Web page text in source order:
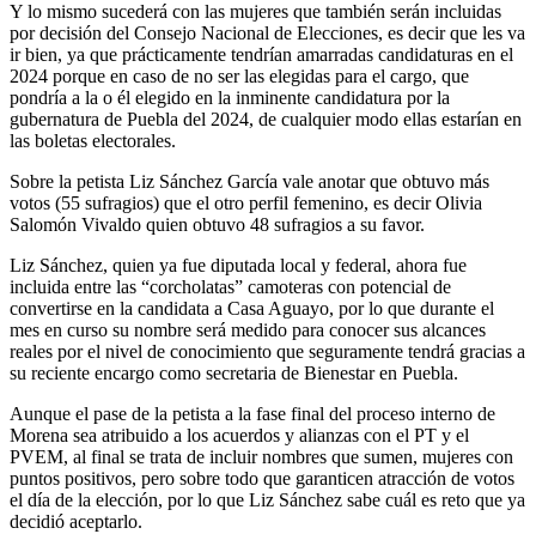
Y lo mismo sucederá con las mujeres que también serán incluidas
por decisión del Consejo Nacional de Elecciones, es decir que les va
ir bien, ya que prácticamente tendrían amarradas candidaturas en el
2024 porque en caso de no ser las elegidas para el cargo, que
pondría a la o él elegido en la inminente candidatura por la
gubernatura de Puebla del 2024, de cualquier modo ellas estarían en
las boletas electorales.
Sobre la petista Liz Sánchez García vale anotar que obtuvo más
votos (55 sufragios) que el otro perfil femenino, es decir Olivia
Salomón Vivaldo quien obtuvo 48 sufragios a su favor.
Liz Sánchez, quien ya fue diputada local y federal, ahora fue
incluida entre las “corcholatas” camoteras con potencial de
convertirse en la candidata a Casa Aguayo, por lo que durante el
mes en curso su nombre será medido para conocer sus alcances
reales por el nivel de conocimiento que seguramente tendrá gracias a
su reciente encargo como secretaria de Bienestar en Puebla.
Aunque el pase de la petista a la fase final del proceso interno de
Morena sea atribuido a los acuerdos y alianzas con el PT y el
PVEM, al final se trata de incluir nombres que sumen, mujeres con
puntos positivos, pero sobre todo que garanticen atracción de votos
el día de la elección, por lo que Liz Sánchez sabe cuál es reto que ya
decidió aceptarlo.